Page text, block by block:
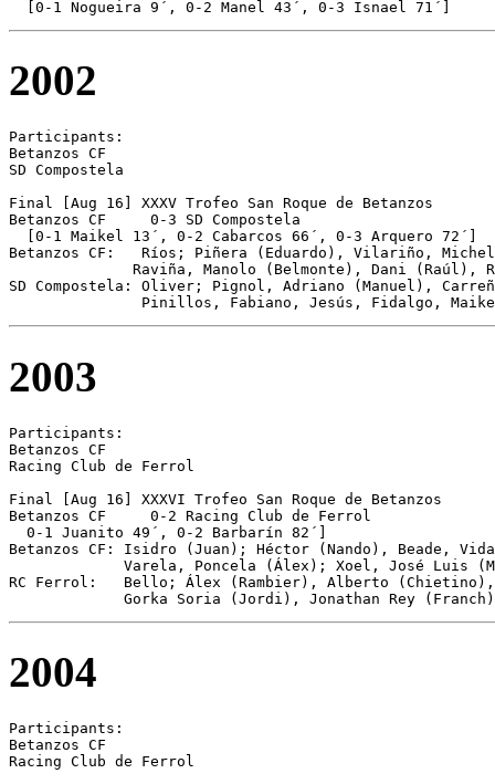
2002
Participants:
Betanzos CF
SD Compostela
Final [Aug 16] XXXV Trofeo San Roque de Betanzos
Betanzos CF	0-3 SD Compostela
  [0-1 Maikel 13´, 0-2 Cabarcos 66´, 0-3 Arquero 72´]
Betanzos CF:   Ríos; Piñera (Eduardo), Vilariño,
Raviña, Manolo (Belmonte), Dani (Raúl),
SD Compostela: Oliver; Pignol, Adriano (Manuel),
Pinillos, Fabiano, Jesús, Fidalgo,
2003
Participants:
Betanzos CF
Racing Club de Ferrol
Final [Aug 16] XXXVI Trofeo San Roque de Betanzos
Betanzos CF	0-2 Racing Club de Ferrol
  0-1 Juanito 49´, 0-2 Barbarín 82´]
Betanzos CF: Isidro (Juan); Héctor (Nando), Beade,
Varela, Poncela (Álex); Xoel, José Luis
RC Ferrol:   Bello; Álex (Rambier), Alberto
Gorka Soria (Jordi), Jonathan Rey
2004
Participants:
Betanzos CF
Racing Club de Ferrol